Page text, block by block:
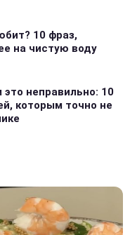
10 фраз,
на чистую воду
неправильно: 10
которым точно не